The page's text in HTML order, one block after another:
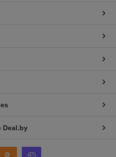
Deal.by